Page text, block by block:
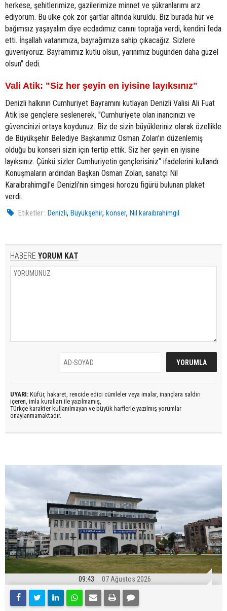
herkese, şehitlerimize, gazilerimize minnet ve şükranlarımı arz
ediyorum. Bu ülke çok zor şartlar altında kuruldu. Biz burada hür ve
bağımsız yaşayalım diye ecdadımız canını toprağa verdi, kendini feda
etti. İnşallah vatanımıza, bayrağımıza sahip çıkacağız. Sizlere
güveniyoruz. Bayramımız kutlu olsun, yarınımız bugünden daha güzel
olsun" dedi.
Vali Atik: "Siz her şeyin en iyisine layıksınız"
Denizli halkının Cumhuriyet Bayramını kutlayan Denizli Valisi Ali Fuat
Atik ise gençlere seslenerek, "Cumhuriyete olan inancınızı ve
güvencinizi ortaya koydunuz. Biz de sizin büyükleriniz olarak özellikle
de Büyükşehir Belediye Başkanımız Osman Zolan’ın düzenlemiş
olduğu bu konseri sizin için tertip ettik. Siz her şeyin en iyisine
layıksınız. Çünkü sizler Cumhuriyetin gençlerisiniz" ifadelerini kullandı.
Konuşmaların ardından Başkan Osman Zolan, sanatçı Nil
Karaibrahimgil'e Denizli'nin simgesi horozu figürü bulunan plaket
verdi.
Etiketler : Denizli,Büyükşehir,konser,Nil karaibrahimgil
HABERE YORUM KAT
UYARI: Küfür, hakaret, rencide edici cümleler veya imalar, inançlara saldırı
içeren, imla kuralları ile yazılmamış,
Türkçe karakter kullanılmayan ve büyük harflerle yazılmış yorumlar
onaylanmamaktadır.
09:43 07 Ağustos 2026